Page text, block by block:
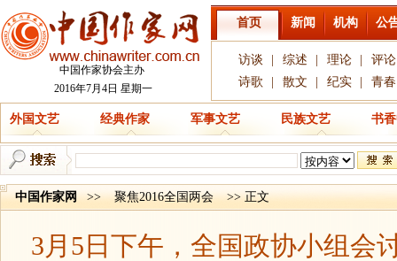
中国作家协会主办
2016年7月4日 星期一
首页 新闻 机构 公
访谈 综述 理论
评论
诗歌
散文 纪实 青春
外国文艺 经典作家 军事文艺 民族文艺 书
中国作家网 >> 聚焦2016全国两会 >> 正文
3月5日下午，全国政协小组会